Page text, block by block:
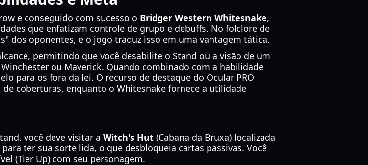
e conseguido com sucesso o Bridger Western Whitesnake,
que enfatizam controle de grupo e debuffs. No folclore de
dos oponentes, e o jogo traduz isso em uma vantagem tática.
permitindo que você desabilite o Stand ou a visão de um
ou Maverick. Quando combinado com a habilidade
para os fora da lei. O recurso de destaque do Ocular PRO
coberturas, enquanto o Whitesnake fornece a utilidade
você deve visitar a Witch's Hut (Cabana da Bruxa) localizada
ter sua sorte lida, o que desbloqueia cartas passivas. Você
(Tier Up) com seu personagem.